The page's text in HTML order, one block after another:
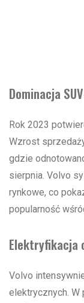
Dominacja
Rok 2023
Wzrost
gdzie
sierpnia. Volvo
rynkowe, co
popularność
Elektryfikacja
Volvo
elektrycznych.